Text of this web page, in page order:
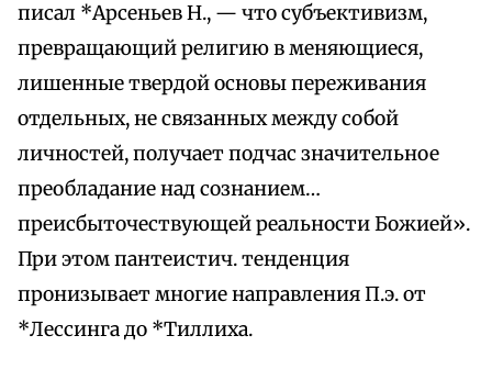
писал *Арсеньев Н., — что субъективизм,
превращающий религию в меняющиеся,
лишенные твердой основы переживания
отдельных, не связанных между собой
личностей, получает подчас значительное
преобладание над сознанием…
преисбыточествующей реальности Божией».
При этом пантеистич. тенденция
пронизывает многие направления П.э. от
*Лессинга до *Тиллиха.